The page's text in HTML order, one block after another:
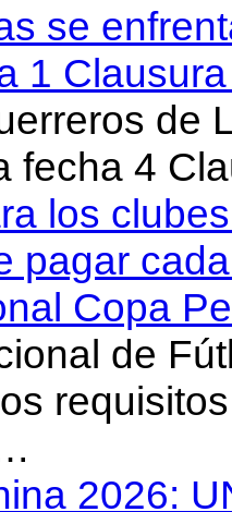
se
1
de
fecha 4
los
pagar
Copa
de
2026: